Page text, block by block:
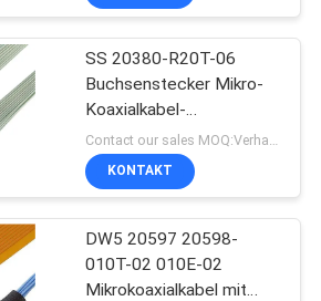
SS 20380-R20T-06
Buchsenstecker Mikro-
Koaxialkabel-
Steckverbinder
KONTAKT
DW5 20597 20598-
010T-02 010E-02
Mikrokoaxialkabel mit